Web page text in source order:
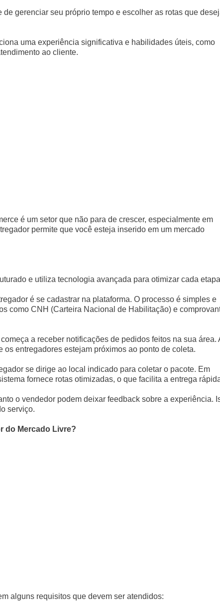
de gerenciar seu próprio tempo e escolher as rotas que
uma experiência significativa e habilidades úteis, como
ao cliente.
é um setor que não para de crescer, especialmente em
permite que você esteja inserido em um mercado
e utiliza tecnologia avançada para otimizar cada
é se cadastrar na plataforma. O processo é simples e
como CNH (Carteira Nacional de Habilitação) e
a receber notificações de pedidos feitos na sua área.
entregadores estejam próximos ao ponto de coleta.
se dirige ao local indicado para coletar o pacote. Em
fornece rotas otimizadas, o que facilita a entrega
o vendedor podem deixar feedback sobre a experiência.
serviço.
do Mercado Livre?
alguns requisitos que devem ser atendidos: